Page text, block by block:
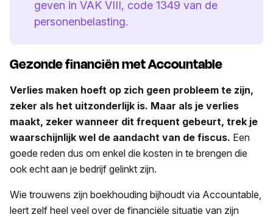
geven in VAK VIII, code 1349 van de
personenbelasting.
Gezonde financiën met Accountable
Verlies maken hoeft op zich geen probleem te zijn,
zeker als het uitzonderlijk is. Maar als je verlies
maakt, zeker wanneer dit frequent gebeurt, trek je
waarschijnlijk wel de aandacht van de fiscus. Een
goede reden dus om enkel die kosten in te brengen die
ook echt aan je bedrijf gelinkt zijn.
Wie trouwens zijn boekhouding bijhoudt via Accountable,
leert zelf heel veel over de financiële situatie van zijn